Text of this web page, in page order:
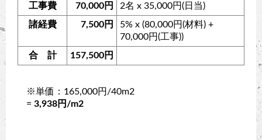
工事費
70,000円
2名 x 35,000円(日当)
諸経費
7,500円
5% x (80,000円(材料) +
70,000円(工事))
合 計
157,500円
※単価：165,000円/40m2
= 3,938円/m2